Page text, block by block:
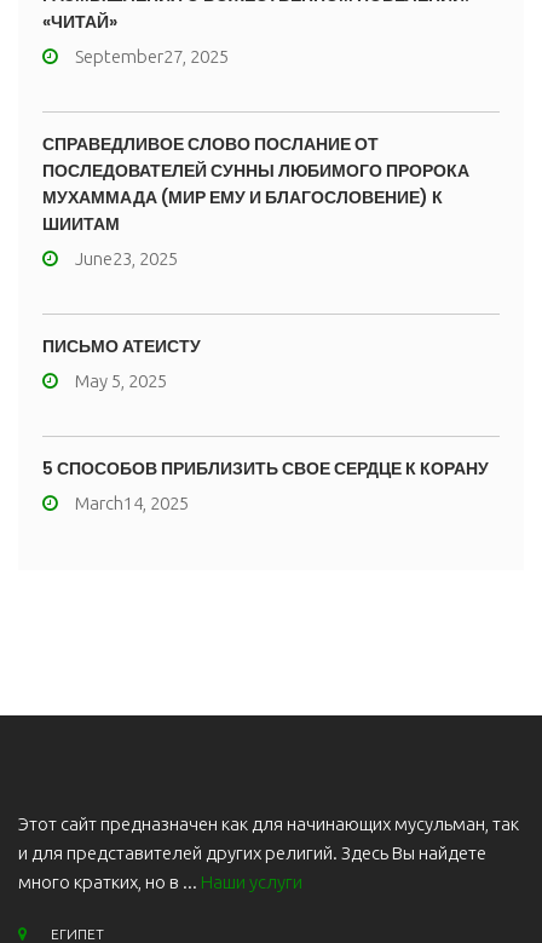
«ЧИТАЙ»
September27, 2025
СПРАВЕДЛИВОЕ СЛОВО ПОСЛАНИЕ ОТ
ПОСЛЕДОВАТЕЛЕЙ СУННЫ ЛЮБИМОГО ПРОРОКА
МУХАММАДА (МИР ЕМУ И БЛАГОСЛОВЕНИЕ) К
ШИИТАМ
June23, 2025
ПИСЬМО АТЕИСТУ
May 5, 2025
5 СПОСОБОВ ПРИБЛИЗИТЬ СВОЕ СЕРДЦЕ К КОРАНУ
March14, 2025
Этот сайт предназначен как для начинающих мусульман, так
и для представителей других религий. Здесь Вы найдете
много кратких, но в ... Наши услуги
ЕГИПЕТ